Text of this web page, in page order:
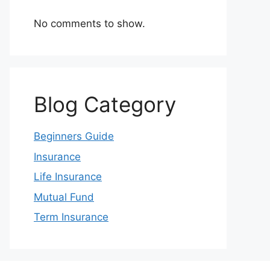
No comments to show.
Blog Category
Beginners Guide
Insurance
Life Insurance
Mutual Fund
Term Insurance